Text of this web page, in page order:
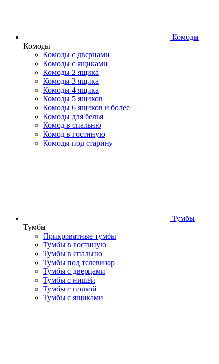
Комоды
Комоды
Комоды с дверцами
Комоды с ящиками
Комоды 2 ящика
Комоды 3 ящика
Комоды 4 ящика
Комоды 5 ящиков
Комоды 6 ящиков и более
Комоды для белья
Комод в спальню
Комод в гостиную
Комоды под старину
Тумбы
Тумбы
Прикроватные тумбы
Тумбы в гостиную
Тумбы в спальню
Тумбы под телевизор
Тумбы с дверцами
Тумбы с нишей
Тумбы с полкой
Тумбы с ящиками